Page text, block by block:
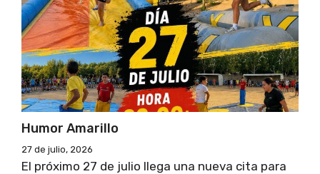
Humor Amarillo
27 de julio, 2026
El próximo 27 de julio llega una nueva cita para